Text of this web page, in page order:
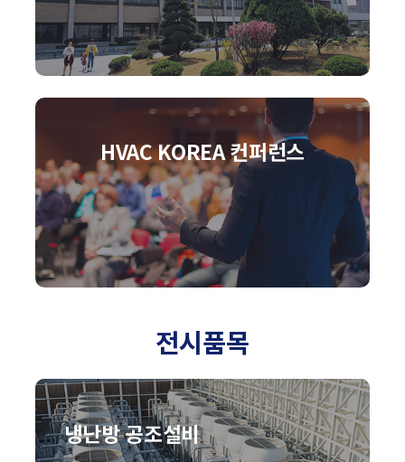
HVAC KOREA 컨퍼런스
전시품목
냉난방 공조설비